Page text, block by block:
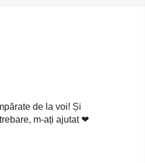
de la voi! Și
m-ați ajutat ❤